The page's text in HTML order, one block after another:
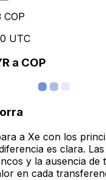
COP
UTC
a COP
a Xe con los
es clara.
y la ausencia de
en cada